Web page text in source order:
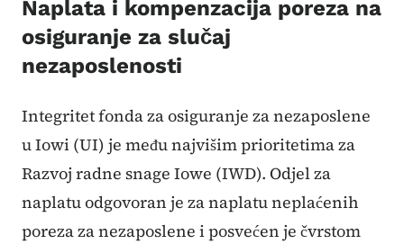
Naplata i kompenzacija poreza na
osiguranje za slučaj
nezaposlenosti
Integritet fonda za osiguranje za nezaposlene
u Iowi (UI) je među najvišim prioritetima za
Razvoj radne snage Iowe (IWD). Odjel za
naplatu odgovoran je za naplatu neplaćenih
poreza za nezaposlene i posvećen je čvrstom